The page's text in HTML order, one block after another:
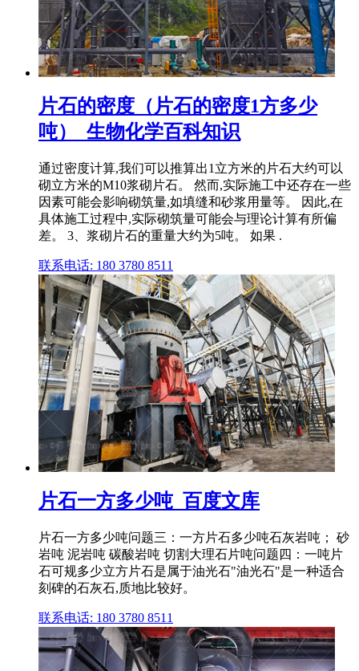
片石的密度（片石的密度1方多少
吨）_生物化学百科知识
通过密度计算,我们可以推算出1立方米的片石大约可以
砌立方米的M10浆砌片石。 然而,实际施工中还存在一些
因素可能会影响砌筑量,如填缝和砂浆用量等。 因此,在
具体施工过程中,实际砌筑量可能会与理论计算有所偏
差。 3、浆砌片石的重量大约为5吨。 如果 .
联系电话: 180 3780 8511
片石一方多少吨_百度文库
片石一方多少吨问题三：一方片石多少吨石灰岩吨； 砂
岩吨 泥岩吨 碳酸岩吨 切割大理石片吨问题四：一吨片
石可规多少立方片石是属于油光石"油光石"是一种适合
刻碑的石灰石,质地比较好。
联系电话: 180 3780 8511